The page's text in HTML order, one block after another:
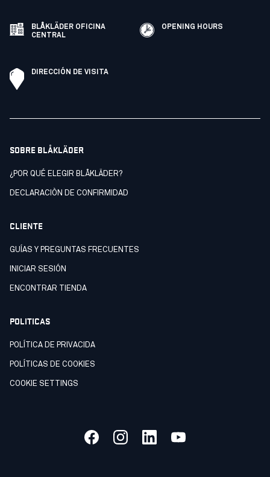
BLÅKLÄDER OFICINA
CENTRAL
OPENING HOURS
DIRECCIÓN DE VISITA
SOBRE BLÅKLÄDER
¿POR QUÉ ELEGIR BLÅKLÄDER?
DECLARACIÒN DE CONFIRMIDAD
CLIENTE
GUÍAS Y PREGUNTAS FRECUENTES
INICIAR SESIÓN
ENCONTRAR TIENDA
POLITICAS
POLÍTICA DE PRIVACIDA
POLÍTICAS DE COOKIES
COOKIE SETTINGS